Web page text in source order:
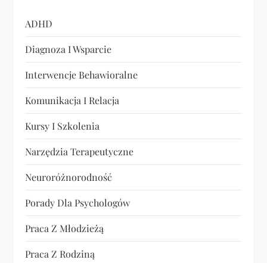
s
u
ADHD
Diagnoza I Wsparcie
Interwencje Behawioralne
Komunikacja I Relacja
Kursy I Szkolenia
Narzędzia Terapeutyczne
Neuroróżnorodność
Porady Dla Psychologów
Praca Z Młodzieżą
Praca Z Rodziną